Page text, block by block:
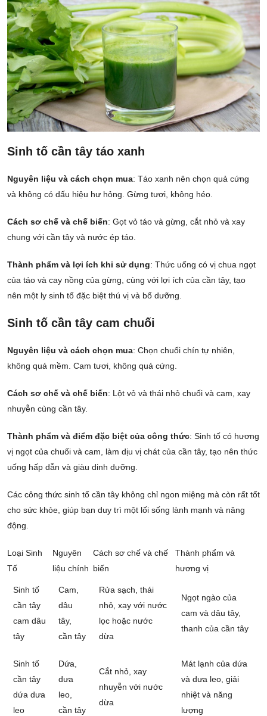
Sinh tố cần tây táo xanh
Nguyên liệu và cách chọn mua: Táo xanh nên chọn quả cứng
và không có dấu hiệu hư hỏng. Gừng tươi, không héo.
Cách sơ chế và chế biến: Gọt vỏ táo và gừng, cắt nhỏ và xay
chung với cần tây và nước ép táo.
Thành phẩm và lợi ích khi sử dụng: Thức uống có vị chua ngọt
của táo và cay nồng của gừng, cùng với lợi ích của cần tây, tạo
nên một ly sinh tố đặc biệt thú vị và bổ dưỡng.
Sinh tố cần tây cam chuối
Nguyên liệu và cách chọn mua: Chọn chuối chín tự nhiên,
không quá mềm. Cam tươi, không quá cứng.
Cách sơ chế và chế biến: Lột vỏ và thái nhỏ chuối và cam, xay
nhuyễn cùng cần tây.
Thành phẩm và điểm đặc biệt của công thức: Sinh tố có hương
vị ngọt của chuối và cam, làm dịu vị chát của cần tây, tạo nên thức
uống hấp dẫn và giàu dinh dưỡng.
Các công thức sinh tố cần tây không chỉ ngon miệng mà còn rất tốt
cho sức khỏe, giúp bạn duy trì một lối sống lành mạnh và năng
động.
Loại Sinh
Tố
Nguyên
liệu chính
Cách sơ chế và chế
biến
Thành phẩm và
hương vị
Sinh tố
cần tây
cam dâu
tây
Cam,
dâu
tây,
cần tây
Rửa sạch, thái
nhỏ, xay với nước
lọc hoặc nước
dừa
Ngọt ngào của
cam và dâu tây,
thanh của cần tây
Sinh tố
cần tây
dứa dưa
leo
Dứa,
dưa
leo,
cần tây
Cắt nhỏ, xay
nhuyễn với nước
dừa
Mát lạnh của dứa
và dưa leo, giải
nhiệt và năng
lượng